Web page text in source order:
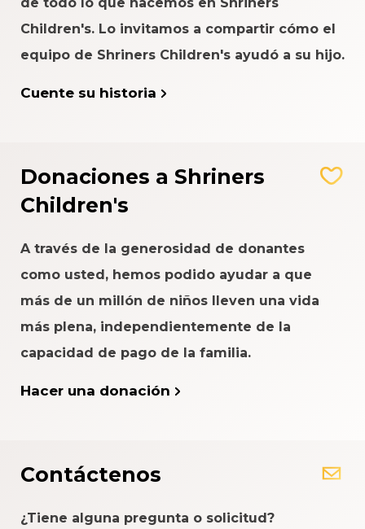
Children's. Lo invitamos a compartir cómo el
equipo de Shriners Children's ayudó a su hijo.
Cuente su historia
Donaciones a Shriners
Children's
A través de la generosidad de donantes
como usted, hemos podido ayudar a que
más de un millón de niños lleven una vida
más plena, independientemente de la
capacidad de pago de la familia.
Hacer una donación
Contáctenos
¿Tiene alguna pregunta o solicitud?